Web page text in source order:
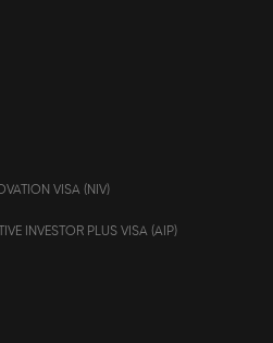
VISA (NIV)
INVESTOR PLUS VISA (AIP)